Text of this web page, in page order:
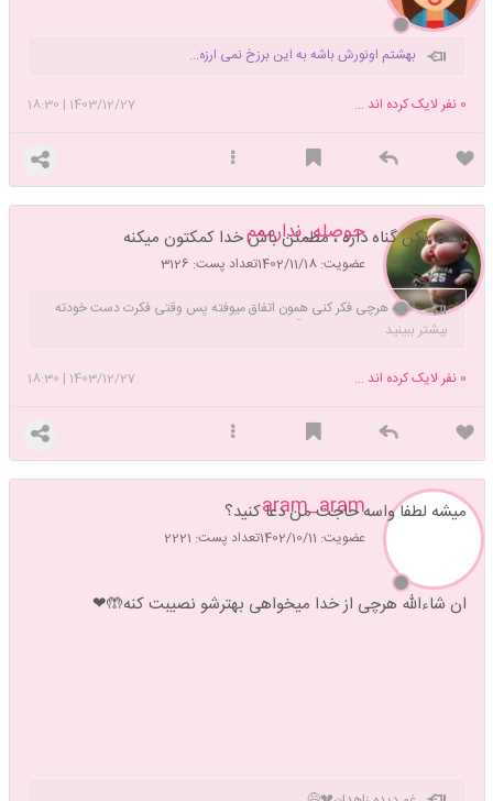
بهشتم اونورش باشه به این برزخ نمی ارزه...
1403/12/27
|
18:30 0 نفر لایک کرده اند ...
حوصله_ندارممم
عضویت: 1402/11/18 تعداد پست: 3126
سقط نکن گناه داره ، مطمئن باش خدا کمکتون میکنه
🌈به هرچی فکر کنی همون اتفاق میوفته پس وقتی فکرت دست خودته
به چیزای خوب فکر کن🌈بیشتر ببینید
1403/12/27
|
18:30 0 نفر لایک کرده اند ...
aram_aram
عضویت: 1402/10/11 تعداد پست: 2221
میشه لطفا واسه حاجت من دعا کنید؟
ان شاءالله هرچی از خدا میخواهی بهترشو نصیبت کنه🤲❤